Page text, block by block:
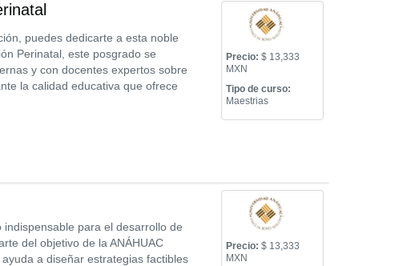
puedes dedicarte a esta noble
Perinatal, este posgrado se
y con docentes expertos sobre
la calidad educativa que ofrece
Precio: $ 13,333
MXN
Tipo de curso:
Maestrias
para el desarrollo de
del objetivo de la ANÁHUAC
a diseñar estrategias factibles
Precio: $ 13,333
MXN